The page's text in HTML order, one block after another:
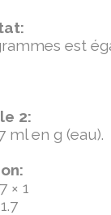
est
2:
ml en g (eau).
× 1